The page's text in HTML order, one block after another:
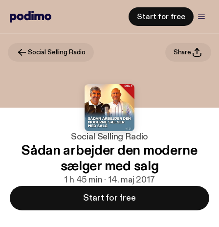
Start for free
Social Selling Radio Share
Social Selling Radio
Sådan arbejder den moderne
sælger med salg
1 h 45 min · 14. maj 2017
Start for free